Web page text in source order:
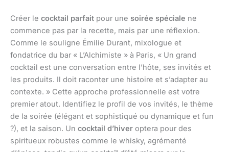
Créer le cocktail parfait pour une soirée spéciale ne
commence pas par la recette, mais par une réflexion.
Comme le souligne Émilie Durant, mixologue et
fondatrice du bar « L’Alchimiste » à Paris, « Un grand
cocktail est une conversation entre l’hôte, ses invités et
les produits. Il doit raconter une histoire et s’adapter au
contexte. » Cette approche professionnelle est votre
premier atout. Identifiez le profil de vos invités, le thème
de la soirée (élégant et sophistiqué ou dynamique et fun
?), et la saison. Un cocktail d’hiver optera pour des
spiritueux robustes comme le whisky, agrémenté